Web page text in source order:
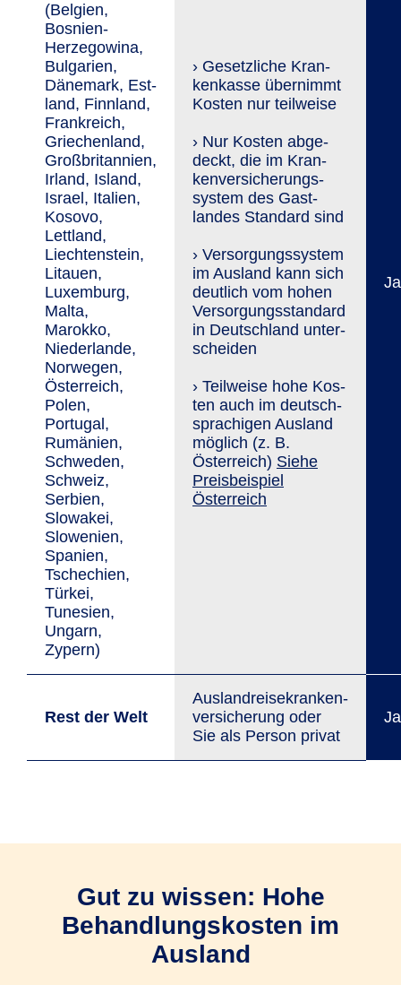
(Belgien,
Bosnien-
Herzegowina,
Bul­gar­ien,
Däne­mark, Est­
land, Finn­land,
Frank­reich,
Griechen­land,
Großbritannien,
Irland, Island,
Israel, Italien,
Kosovo,
Lettland,
Liechtenstein,
Litauen,
Luxemburg,
Malta,
Marokko,
Niederlande,
Norwegen,
Österreich,
Polen,
Portugal,
Rumänien,
Schweden,
Schweiz,
Serbien,
Slowakei,
Slowenien,
Spanien,
Tschechien,
Türkei,
Tunesien,
Ungarn,
Zypern)
› Gesetzliche Kran­
ken­kasse übernimmt
Kosten nur teilweise
› Nur Kosten ab­ge­
deckt, die im Kran­
ken­versi­­che­rungs­
system des Gast­
landes Stan­dard sind
› Versorgungs­system
im Ausland kann sich
deutlich vom hohen
Versorgungs­standard
in Deutschland unter­
scheiden
› Teilweise hohe Kos­
ten auch im deutsch­
sprachigen Ausland
möglich (z. B.
Österreich) Siehe
Preisbeispiel
Österreich
Ja
Rest der Welt
Auslandreisekranken­
versicherung oder
Sie als Person privat
Ja
Gut zu wissen: Hohe
Behandlungs­kosten im
Ausland